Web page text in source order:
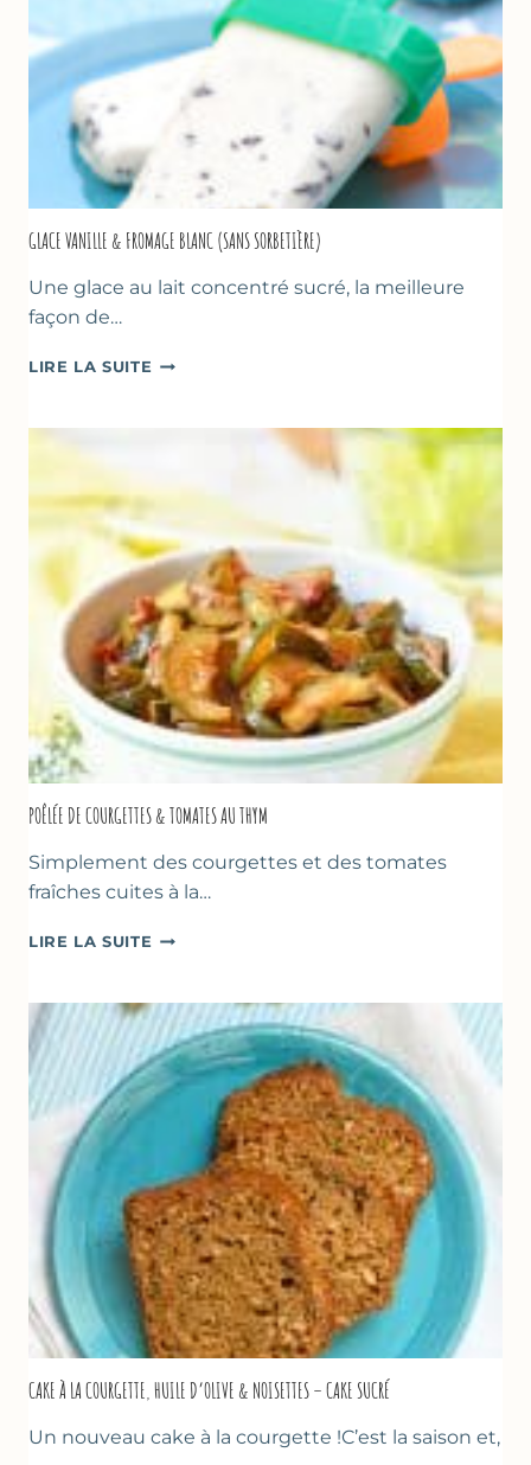
GLACE VANILLE & FROMAGE BLANC (SANS SORBETIÈRE)
Une glace au lait concentré sucré, la meilleure
façon de…
LIRE LA SUITE GLACE
POÊLÉE DE COURGETTES & TOMATES AU THYM
Simplement des courgettes et des tomates
fraîches cuites à la…
LIRE LA SUITE POÊLÉE
&
TOMATES
AU
THYM
CAKE À LA COURGETTE, HUILE D’OLIVE & NOISETTES – CAKE SUCRÉ
Un nouveau cake à la courgette !C’est la saison et,